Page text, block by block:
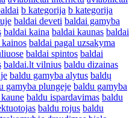
b kategorija b kategorija
baldai deveti baldai gamyba
baldai kaina baldai kaunas baldai
baldai pagal uzsakyma
baldai spintos baldai
baldai.lt vilnius baldu dizainas
baldu gamyba alytus baldų
gamyba plungeje baldu gamyba
baldu ispardavimas baldu
baldu rojus baldu